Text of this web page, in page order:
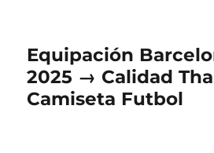
Equipación
2025 → Calidad
Camiseta Futbol